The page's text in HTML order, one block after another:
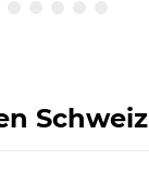
Schweiz